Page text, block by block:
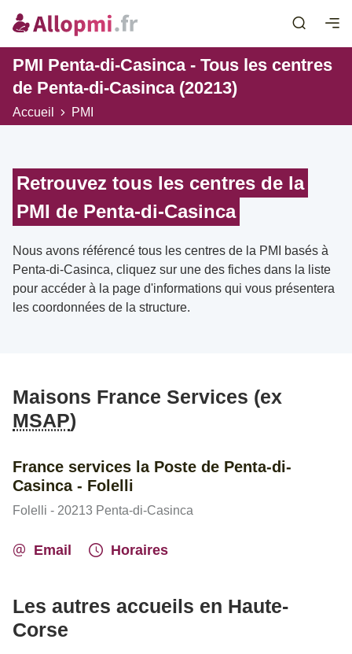
PMI Penta-di-Casinca - Tous les centres
de Penta-di-Casinca (20213)
Accueil PMI
Retrouvez tous les centres de la
PMI de Penta-di-Casinca
Nous avons référencé tous les centres de la PMI basés à
Penta-di-Casinca, cliquez sur une des fiches dans la liste
pour accéder à la page d'informations qui vous présentera
les coordonnées de la structure.
Maisons France Services (ex
MSAP)
France services la Poste de Penta-di-
Casinca - Folelli
Folelli - 20213 Penta-di-Casinca
Email Horaires
Les autres accueils en Haute-
Corse